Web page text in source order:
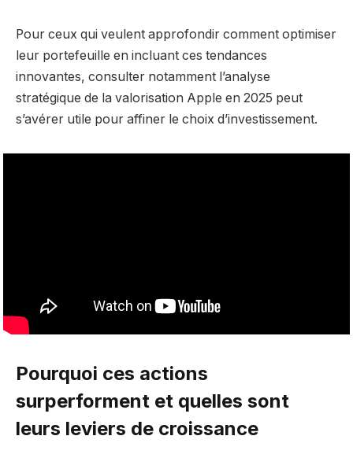
Pour ceux qui veulent approfondir comment optimiser
leur portefeuille en incluant ces tendances
innovantes, consulter notamment l’analyse
stratégique de la valorisation Apple en 2025 peut
s’avérer utile pour affiner le choix d’investissement.
Pourquoi ces actions
surperforment et quelles sont
leurs leviers de croissance